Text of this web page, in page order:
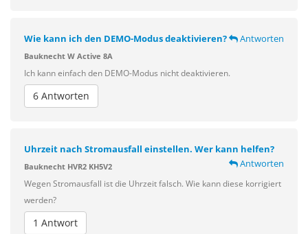
Wie kann ich den DEMO-Modus deaktivieren? Antworten
Bauknecht W Active 8A
Ich kann einfach den DEMO-Modus nicht deaktivieren.
6 Antworten
Uhrzeit nach Stromausfall einstellen. Wer kann helfen?
Antworten
Bauknecht HVR2 KH5V2
Wegen Stromausfall ist die Uhrzeit falsch. Wie kann diese korrigiert
werden?
1 Antwort